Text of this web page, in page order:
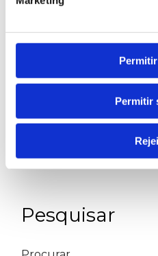
Permitir
and the mark they
works alongside them
PREV POST
Pesquisar